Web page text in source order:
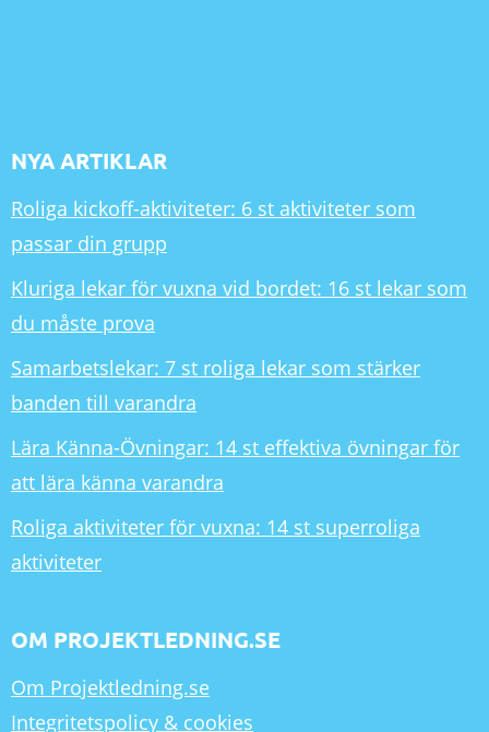
NYA ARTIKLAR
Roliga kickoff-aktiviteter: 6 st aktiviteter som
passar din grupp
Kluriga lekar för vuxna vid bordet: 16 st lekar som
du måste prova
Samarbetslekar: 7 st roliga lekar som stärker
banden till varandra
Lära Känna-Övningar: 14 st effektiva övningar för
att lära känna varandra
Roliga aktiviteter för vuxna: 14 st superroliga
aktiviteter
OM PROJEKTLEDNING.SE
Om Projektledning.se
Integritetspolicy & cookies